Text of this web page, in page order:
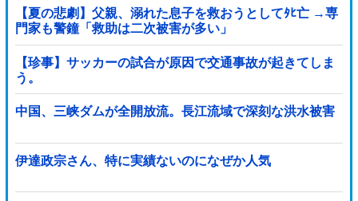
【夏の悲劇】父親、溺れた息子を救おうとしてﾀﾋ亡 →専
門家も警鐘「救助は二次被害が多い」
【珍事】サッカーの試合が原因で交通事故が起きてしま
う。
中国、三峡ダムが全開放流。長江流域で深刻な洪水被害
伊達政宗さん、特に実績ないのになぜか人気